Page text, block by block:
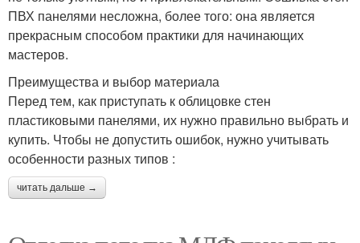
ПВХ панелями несложна, более того: она является
прекрасным способом практики для начинающих
мастеров.
Преимущества и выбор материала
Перед тем, как приступать к облицовке стен
пластиковыми панелями, их нужно правильно выбрать и
купить. Чтобы не допустить ошибок, нужно учитывать
особенности разных типов :
читать дальше →